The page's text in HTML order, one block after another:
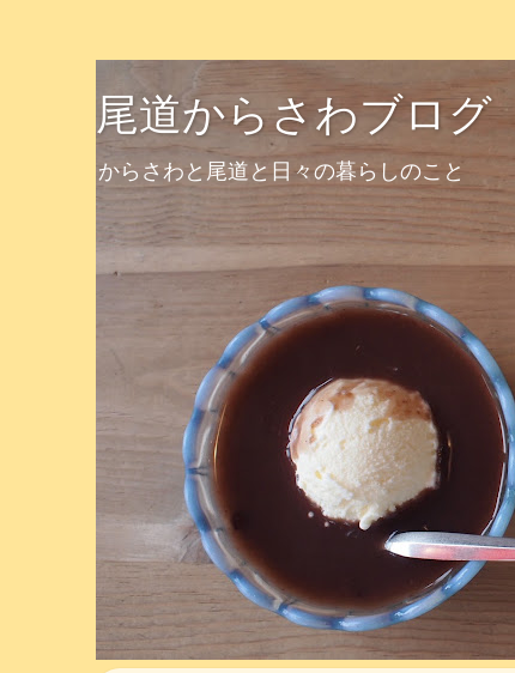
尾道からさわブログ
からさわと尾道と日々の暮らしのこと